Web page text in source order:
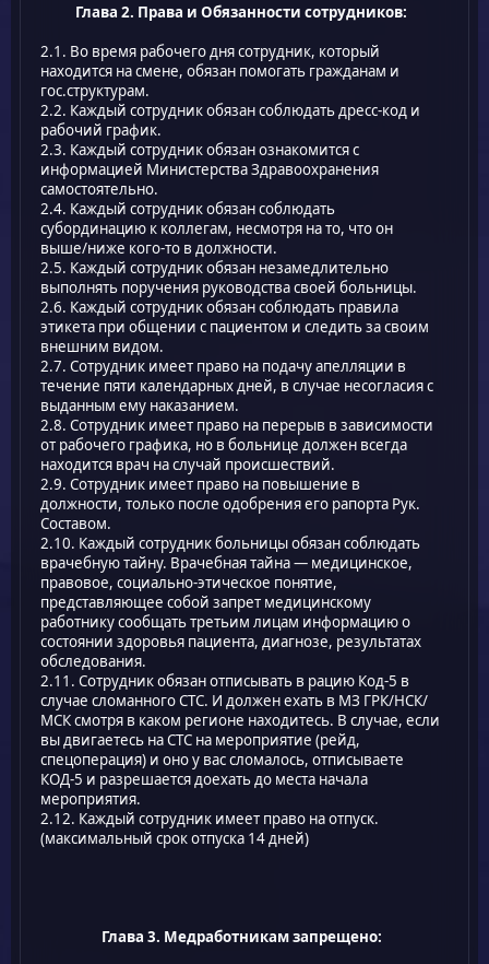
Глава 2. Права и Обязанности сотрудников:
2.1. Во время рабочего дня сотрудник, который
находится на смене, обязан помогать гражданам и
гос.структурам.
2.2. Каждый сотрудник обязан соблюдать дресс-код и
рабочий график.
2.3. Каждый сотрудник обязан ознакомится с
информацией Министерства Здравоохранения
самостоятельно.
2.4. Каждый сотрудник обязан соблюдать
субординацию к коллегам, несмотря на то, что он
выше/ниже кого-то в должности.
2.5. Каждый сотрудник обязан незамедлительно
выполнять поручения руководства своей больницы.
2.6. Каждый сотрудник обязан соблюдать правила
этикета при общении с пациентом и следить за своим
внешним видом.
2.7. Сотрудник имеет право на подачу апелляции в
течение пяти календарных дней, в случае несогласия с
выданным ему наказанием.
2.8. Сотрудник имеет право на перерыв в зависимости
от рабочего графика, но в больнице должен всегда
находится врач на случай происшествий.
2.9. Сотрудник имеет право на повышение в
должности, только после одобрения его рапорта Рук.
Составом.
2.10. Каждый сотрудник больницы обязан соблюдать
врачебную тайну. Врачебная тайна — медицинское,
правовое, социально-этическое понятие,
представляющее собой запрет медицинскому
работнику сообщать третьим лицам информацию о
состоянии здоровья пациента, диагнозе, результатах
обследования.
2.11. Сотрудник обязан отписывать в рацию Код-5 в
случае сломанного СТС. И должен ехать в МЗ ГРК/НСК/
МСК смотря в каком регионе находитесь. В случае, если
вы двигаетесь на СТС на мероприятие (рейд,
спецоперация) и оно у вас сломалось, отписываете
КОД-5 и разрешается доехать до места начала
мероприятия.
2.12. Каждый сотрудник имеет право на отпуск.
(максимальный срок отпуска 14 дней)
Глава 3. Медработникам запрещено: